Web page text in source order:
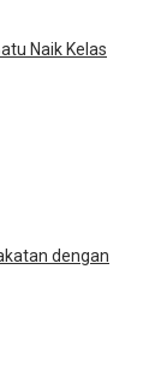
Naik Kelas
dengan